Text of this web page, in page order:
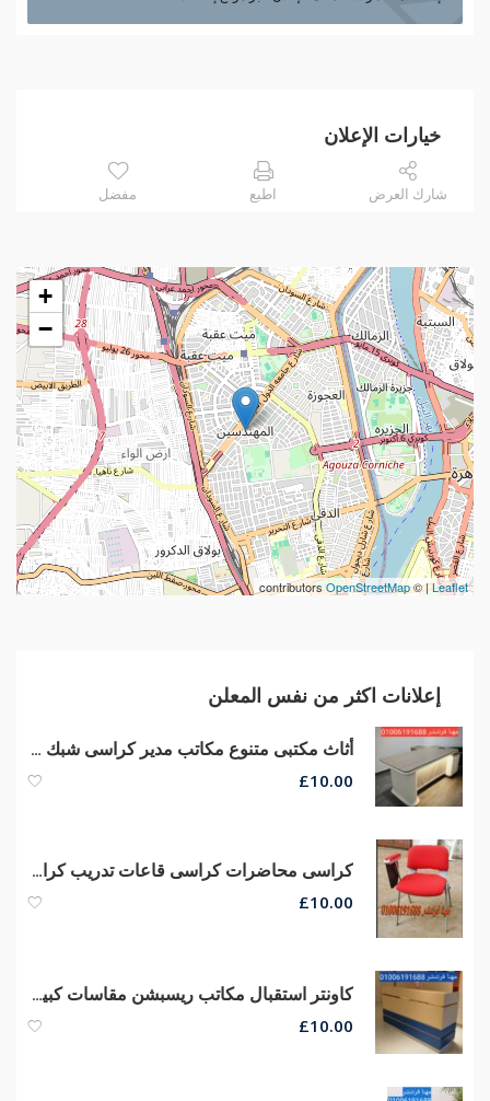
خيارات الإعلان
شارك العرض اطبع مفضل
+
−
Leaflet
| ©
OpenStreetMap
contributors
إعلانات اكثر من نفس المعلن
أثاث مكتبى متنوع مكاتب مدير كراسى شبك طبى كراسى مدير
£10.00
كراسى محاضرات كراسى قاعات تدريب كراسى سنتر تعليمى أرخص أسعار من مصانع مهنا
£10.00
كاونتر استقبال مكاتب ريسبشن مقاسات كبيره وصغيره الحجم من مهنا فرنتشر
£10.00